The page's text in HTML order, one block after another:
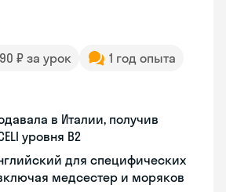
₽ за урок
1 год опыта
в Италии, получив
уровня В2
для специфических
медсестер и моряков